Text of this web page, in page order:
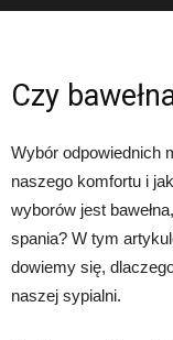
Czy
Wybór odpowiednich
naszego komfortu i
wyborów jest
spania? W tym
dowiemy się,
naszej sypialni.